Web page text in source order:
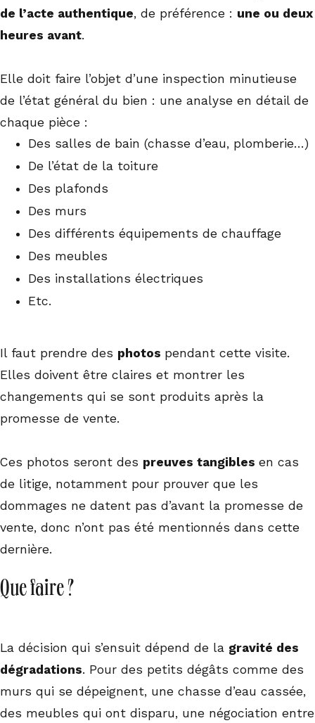
de l’acte authentique, de préférence : une ou deux
heures avant.
Elle doit faire l’objet d’une inspection minutieuse
de l’état général du bien : une analyse en détail de
chaque pièce :
Des salles de bain (chasse d’eau, plomberie…)
De l’état de la toiture
Des plafonds
Des murs
Des différents équipements de chauffage
Des meubles
Des installations électriques
Etc.
Il faut prendre des photos pendant cette visite.
Elles doivent être claires et montrer les
changements qui se sont produits après la
promesse de vente.
Ces photos seront des preuves tangibles en cas
de litige, notamment pour prouver que les
dommages ne datent pas d’avant la promesse de
vente, donc n’ont pas été mentionnés dans cette
dernière.
Que faire ?
La décision qui s’ensuit dépend de la gravité des
dégradations. Pour des petits dégâts comme des
murs qui se dépeignent, une chasse d’eau cassée,
des meubles qui ont disparu, une négociation entre